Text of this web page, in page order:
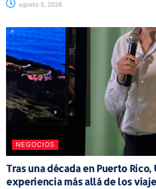
agosto 5, 2026
NEGOCIOS
Tras una década en Puerto Rico,
experiencia más allá de los